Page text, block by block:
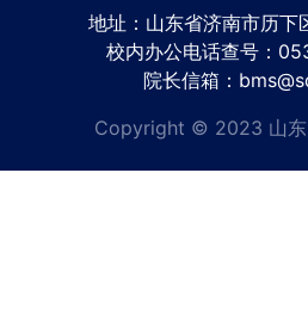
地址：山东省济南市历下
校内办公电话查号：
院长信箱：
Copyright © 2023 山东